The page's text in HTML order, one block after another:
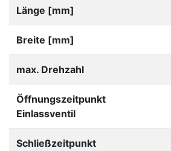
Länge [mm]
Breite [mm]
max. Drehzahl
Öffnungszeitpunkt
Einlassventil
Schließzeitpunkt